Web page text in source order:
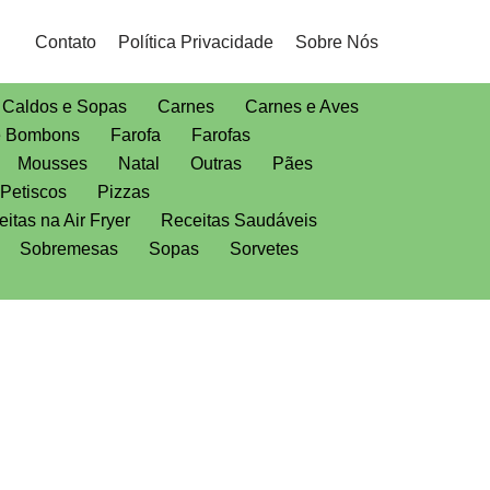
Contato Política Privacidade Sobre Nós
Caldos e Sopas Carnes
Carnes e Aves
Bombons Farofa
Farofas
Mousses Natal Outras
Pães
Petiscos
Pizzas
na Air Fryer
Receitas Saudáveis
Sobremesas Sopas
Sorvetes